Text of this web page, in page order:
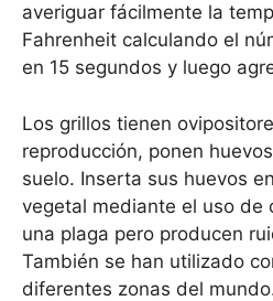
averiguar fácilmente la
Fahrenheit calculando el
en 15 segundos y luego
Los grillos tienen
reproducción, ponen
suelo. Inserta sus huevos
vegetal mediante el uso de
una plaga pero producen
También se han utilizado
diferentes zonas del